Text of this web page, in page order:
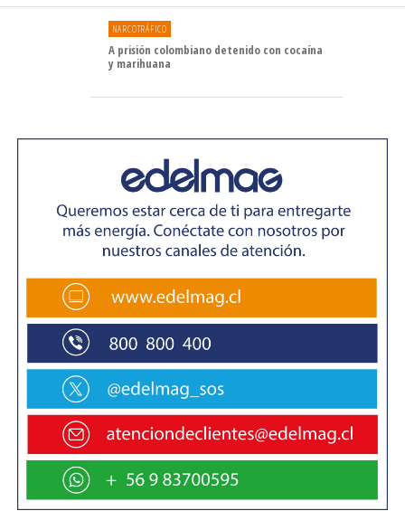
NARCOTRÁFICO
A prisión colombiano detenido con cocaína
y marihuana